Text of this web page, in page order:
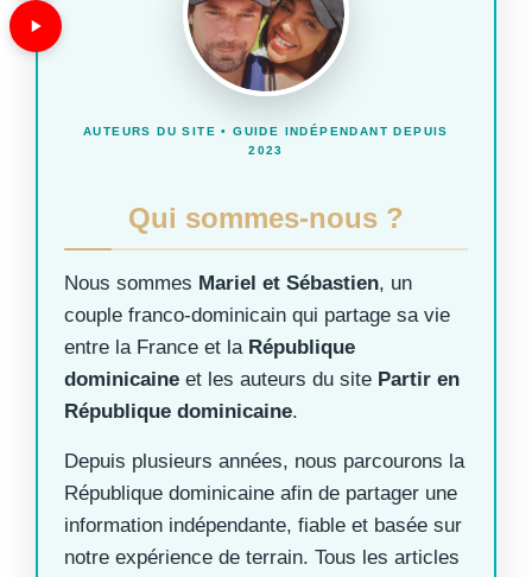
AUTEURS DU SITE • GUIDE INDÉPENDANT DEPUIS
2023
Qui sommes-nous ?
Nous sommes Mariel et Sébastien, un
couple franco-dominicain qui partage sa vie
entre la France et la République
dominicaine et les auteurs du site Partir en
République dominicaine.
Depuis plusieurs années, nous parcourons la
République dominicaine afin de partager une
information indépendante, fiable et basée sur
notre expérience de terrain. Tous les articles